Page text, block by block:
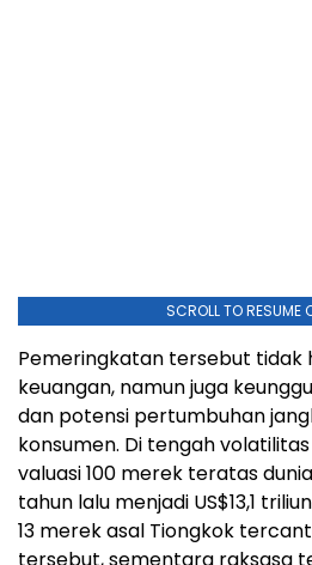
SCROLL TO RESUME
Pemeringkatan tersebut tidak
keuangan, namun juga
dan potensi pertumbuhan
konsumen. Di tengah
valuasi 100 merek teratas
tahun lalu menjadi US$13,1
13 merek asal Tiongkok
tersebut, sementara raksasa